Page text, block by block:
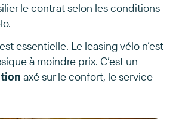
le contrat selon les conditions
essentielle. Le leasing vélo n’est
à moindre prix. C’est un
axé sur le confort, le service